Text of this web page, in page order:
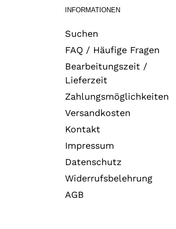
INFORMATIONEN
Suchen
FAQ / Häufige Fragen
Bearbeitungszeit /
Lieferzeit
Zahlungsmöglichkeiten
Versandkosten
Kontakt
Impressum
Datenschutz
Widerrufsbelehrung
AGB